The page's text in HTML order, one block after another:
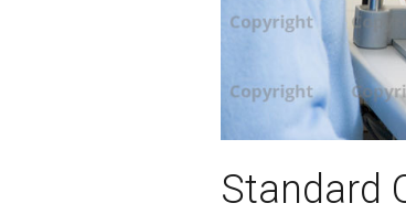
Standard